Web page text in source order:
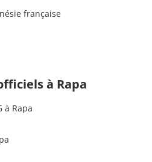
française
à Rapa
à Rapa